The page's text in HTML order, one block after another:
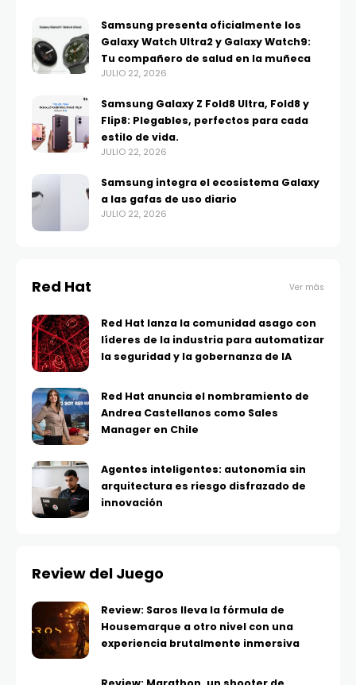
Samsung presenta oficialmente los
Galaxy Watch Ultra2 y Galaxy Watch9:
Tu compañero de salud en la muñeca
JULIO 22, 2026
Samsung Galaxy Z Fold8 Ultra, Fold8 y
Flip8: Plegables, perfectos para cada
estilo de vida.
JULIO 22, 2026
Samsung integra el ecosistema Galaxy
a las gafas de uso diario
JULIO 22, 2026
Red Hat Ver más
Red Hat lanza la comunidad asago con
líderes de la industria para automatizar
la seguridad y la gobernanza de IA
Red Hat anuncia el nombramiento de
Andrea Castellanos como Sales
Manager en Chile
Agentes inteligentes: autonomía sin
arquitectura es riesgo disfrazado de
innovación
Review del Juego
Review: Saros lleva la fórmula de
Housemarque a otro nivel con una
experiencia brutalmente inmersiva